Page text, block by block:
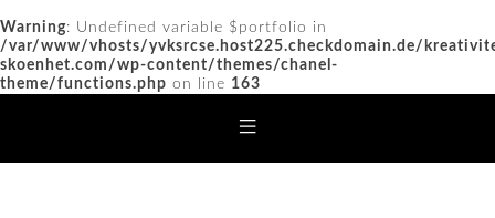
Warning: Undefined variable $portfolio in
/var/www/vhosts/yvksrcse.host225.checkdomain.de/
skoenhet.com/wp-content/themes/chanel-
theme/functions.php on line 163